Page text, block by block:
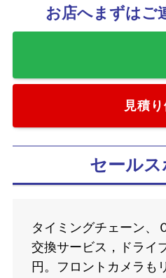
お店へまずはご
見積
セールス
タイミングチェーン、
交換サービス，ドライ
円。フロントカメラも